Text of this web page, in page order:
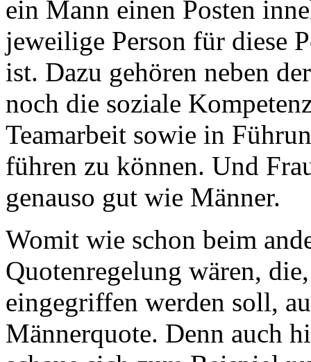
ein Mann einen Posten
jeweilige Person für diese
ist. Dazu gehören neben
noch die soziale
Teamarbeit sowie in
führen zu können. Und
genauso gut wie Männer.
Womit wie schon beim
Quotenregelung wären,
eingegriffen werden soll,
Männerquote. Denn auch